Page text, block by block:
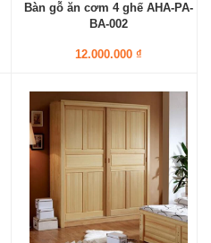
Bàn gỗ ăn cơm 4 ghế AHA-PA-
BA-002
12.000.000 ₫